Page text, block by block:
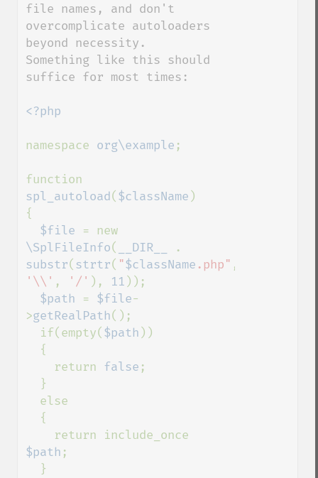
file names, and don't
overcomplicate autoloaders
beyond necessity.
Something like this should
suffice for most times:
<?php
namespace org\example ;
spl_autoload( $className )
{
$file
\SplFileInfo( __DIR__
substr( strtr( "$className .php"
'\\' , '/' ), 11 ));
$path = $file-
>getRealPath();
  if(empty(
$path ))
    return
false ;
$path ;